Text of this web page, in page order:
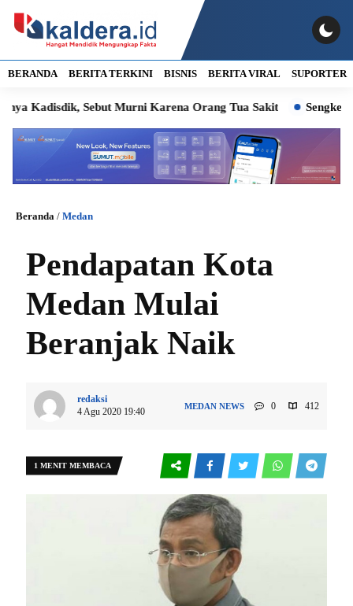
BERANDA BERITA TERKINI BISNIS BERITA VIRAL SUPORTER
Sebut Murni Karena Orang Tua Sakit Sengketa PT
Beranda / Medan
Pendapatan Kota
Medan Mulai
Beranjak Naik
redaksi
4 Agu 2020 19:40
MEDAN NEWS 0 412
1 MENIT MEMBACA